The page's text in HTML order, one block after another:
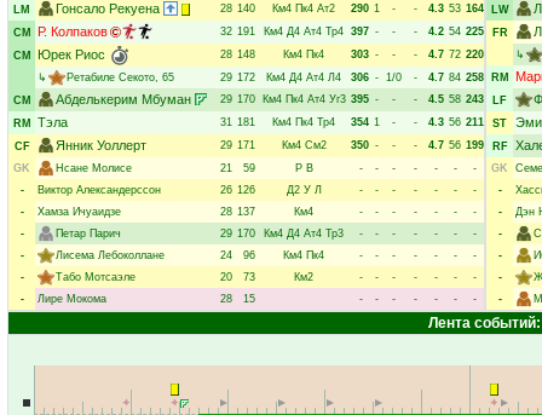
LM
Гонсало Рекуена 28 140 Км4 Пк4 Ат2 290 1 - - 4.3 53 164
CM
Р. Колпаков 32 191 Км4 Д4 Ат4 Тр4 397 - - - 4.2 54 225
CM
Юрек Риос 28 148 Км4 Пк4 303 - - - 4.7 72 220
↳
Ретабиле Секото, 65 29 172 Км4 Д4 Ат4 Л4 306 - 1/0 - 4.7 84 258
CM
Абделькерим Мбуман 29 170 Км4 Пк4 Ат4 Уг3 395 - - - 4.5 58 243
RM
Тэла 31 181 Км4 Пк4 Тр4 354 1 - - 4.3 56 211
CF
Янник Уоллерт 29 171 Км4 См2 350 - - - 4.7 56 199
GK
Нсане Молисе 21 59 Р В - - - - - -
-
-
Виктор Александерссон 26 126 Д2 У Л - - - - - -
-
-
Хамза Ичуаидзе 28 137 Км4 - - - - - -
-
-
Петар Парич 29 170 Км4 Д4 Ат4 Тр3 - - - - - -
-
-
Лисема Лебоколлане 24 96 Км4 Пк4 - - - - - -
-
-
Табо Мотсаэле 20 73 Км2 - - - - - -
-
-
Лире Мокома 28 15 - - - - - - -
LW
FR
↳
RM
LF
ST
RF
GK
-
-
Дэн
-
-
-
-
Лента событий: